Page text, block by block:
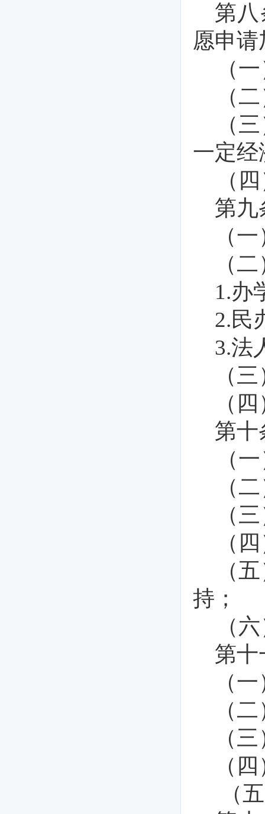
第
愿申
（
（
（
一定经
（
第九
（
（
1.办
2.民
3.法
（
（
第十
（
（
（
（
（
持；
（
第十
（
（
（
（
（